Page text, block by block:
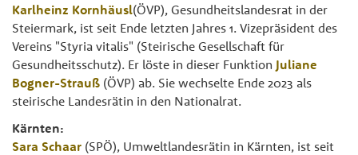
Karlheinz Kornhäusl(ÖVP), Gesundheitslandesrat in der
Steiermark, ist seit Ende letzten Jahres 1. Vizepräsident des
Vereins "Styria vitalis" (Steirische Gesellschaft für
Gesundheitsschutz). Er löste in dieser Funktion Juliane
Bogner-Strauß (ÖVP) ab. Sie wechselte Ende 2023 als
steirische Landesrätin in den Nationalrat.
Kärnten:
Sara Schaar (SPÖ), Umweltlandesrätin in Kärnten, ist seit